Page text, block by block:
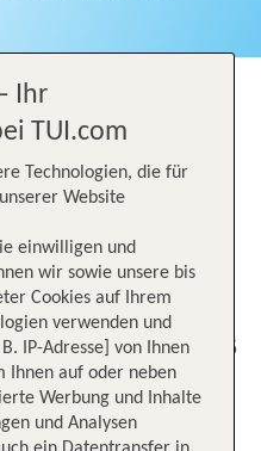
Perle der
einen Urlaub mit viel
die kroatische Halbinsel
Dir auf tui.com
Berlin oder Hamburg.
Flughafens zur
in etwa 10-15
Dir am besten
günstigen Mietwagen
Strände von Istrien zu
Ihr
TUI.com
Technologien, die für
Website
einwilligen und
wir sowie unsere bis
Cookies auf Ihrem
verwenden und
IP-Adresse] von Ihnen
Ihnen auf oder neben
Werbung und Inhalte
und Analysen